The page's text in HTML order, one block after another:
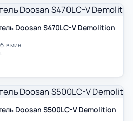
Doosan S470LC-V Demolition
в мин.
Doosan S500LC-V Demolition